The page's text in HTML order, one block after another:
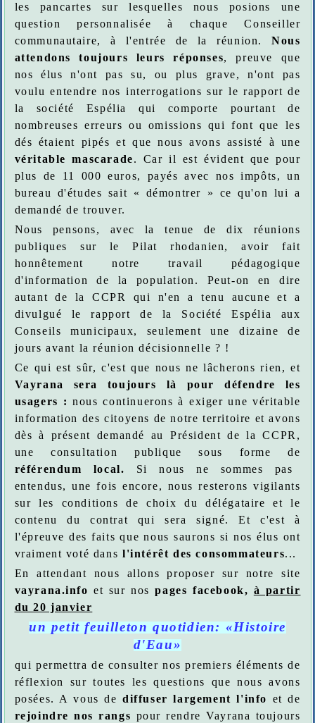
les pancartes sur lesquelles nous posions une
question personnalisée à chaque Conseiller
communautaire, à l'entrée de la réunion.Nous
attendons toujours leurs réponses, preuve que
nos élus n'ont pas su, ou plus grave, n'ont pas
voulu entendre nos interrogations sur le rapport de
la société Espélia qui comporte pourtant de
nombreuses erreurs ou omissions qui font que les
dés étaient pipés et que nous avons assisté à une
véritable mascarade. Car il est évident que pour
plus de 11 000 euros, payés avec nos impôts, un
bureau d'études sait « démontrer » ce qu'on lui a
demandé de trouver.
Nous pensons, avec la tenue de dix réunions
publiques sur le Pilat rhodanien, avoir fait
honnêtement notre travail pédagogique
d'information de la population. Peut-on en dire
autant de la CCPR qui n'en a tenu aucune et a
divulgué le rapport de la Société Espélia aux
Conseils municipaux, seulement une dizaine de
jours avant la réunion décisionnelle ? !
Ce qui est sûr, c'est que nous ne lâcherons rien, et
Vayrana sera toujours là pour défendre les
usagers : nous continuerons à exiger une véritable
information des citoyens de notre territoire et avons
dès à présent demandé au Président de la CCPR,
une consultation publique sous forme de
référendum local. Si nous ne sommes pas
entendus, une fois encore, nous resterons vigilants
sur les conditions de choix du délégataire et le
contenu du contrat qui sera signé. Et c'est à
l'épreuve des faits que nous saurons si nos élus ont
vraiment voté dans l'intérêt des consommateurs...
En attendant nous allons proposer sur notre site
vayrana.info et sur nospages facebook, à partir
du 20 janvier
un petit feuilleton quotidien: «Histoire
d'Eau»
qui permettra de consulter nos premiers éléments de
réflexion sur toutes les questions que nous avons
posées. A vous dediffuser largement l'info et de
rejoindre nos rangs pour rendre Vayrana toujours